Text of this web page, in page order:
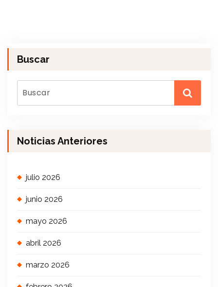
Buscar
Noticias Anteriores
julio 2026
junio 2026
mayo 2026
abril 2026
marzo 2026